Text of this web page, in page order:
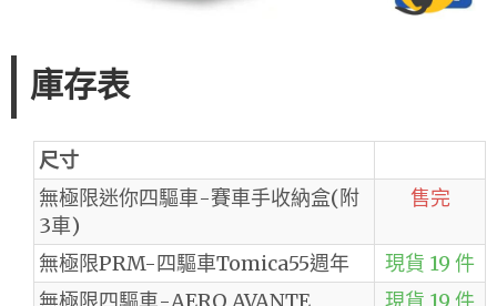
庫存表
尺寸
無極限迷你四驅車-賽車手收納盒(附
3車)
售完
無極限PRM-四驅車Tomica55週年
現貨 19 件